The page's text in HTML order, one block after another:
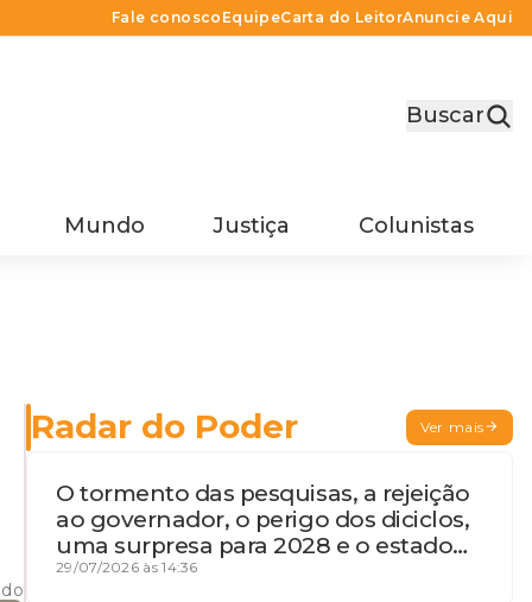
Fale conosco EquipeCarta do LeitorAnuncie Aqui
Buscar
Mundo Justiça Colunistas
Radar do Poder Ver mais
O tormento das pesquisas, a rejeição
ao governador, o perigo dos diciclos,
uma surpresa para 2028 e o estado
de terceira guerra mundial
29/07/2026 às 14:36